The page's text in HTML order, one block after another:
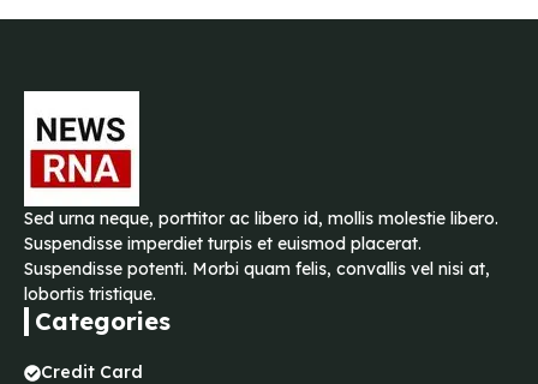
Sed urna neque, porttitor ac libero id, mollis molestie libero.
Suspendisse imperdiet turpis et euismod placerat.
Suspendisse potenti. Morbi quam felis, convallis vel nisi at,
lobortis tristique.
Categories
Credit Card